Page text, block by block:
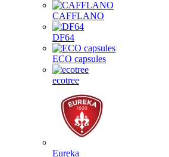
CAFFLANO
DF64
ECO capsules
ecotree
Eureka